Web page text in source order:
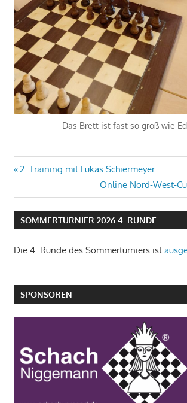
Das Brett ist fast so groß wie
Beitragsnavigation
Vorheriger
2. Training mit Lukas Schiermeyer
Nächster
Beitrag:
Online Nord-West-
SOMMERTURNIER 2026 4. RUNDE
Die 4. Runde des Sommerturniers ist
SPONSOREN